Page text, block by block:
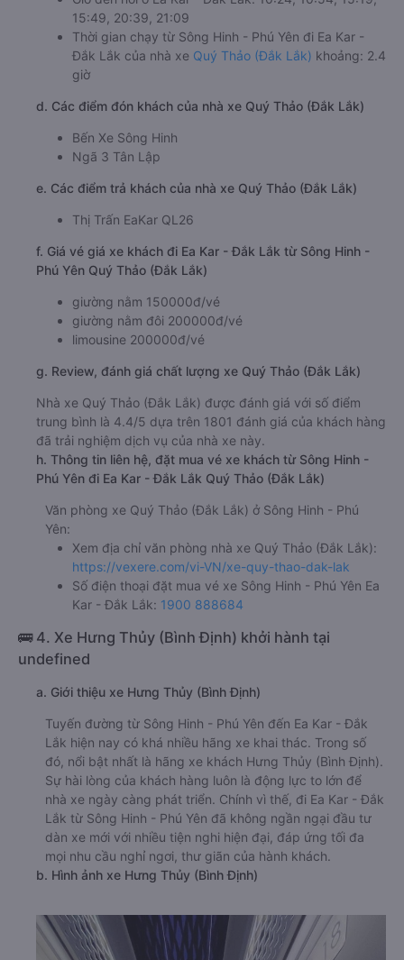
15:49, 20:39, 21:09
Thời gian chạy từ Sông Hinh - Phú Yên đi Ea Kar -
Đắk Lắk của nhà xe Quý Thảo (Đắk Lắk) khoảng: 2.4
giờ
d. Các điểm đón khách của nhà xe Quý Thảo (Đắk Lắk)
Bến Xe Sông Hinh
Ngã 3 Tân Lập
e. Các điểm trả khách của nhà xe Quý Thảo (Đắk Lắk)
Thị Trấn EaKar QL26
f. Giá vé giá xe khách đi Ea Kar - Đắk Lắk từ Sông Hinh -
Phú Yên Quý Thảo (Đắk Lắk)
giường nằm 150000đ/vé
giường nằm đôi 200000đ/vé
limousine 200000đ/vé
g. Review, đánh giá chất lượng xe Quý Thảo (Đắk Lắk)
Nhà xe Quý Thảo (Đắk Lắk) được đánh giá với số điểm
trung bình là 4.4/5 dựa trên 1801 đánh giá của khách hàng
đã trải nghiệm dịch vụ của nhà xe này.
h. Thông tin liên hệ, đặt mua vé xe khách từ Sông Hinh -
Phú Yên đi Ea Kar - Đắk Lắk Quý Thảo (Đắk Lắk)
Văn phòng xe Quý Thảo (Đắk Lắk) ở Sông Hinh - Phú
Yên:
Xem địa chỉ văn phòng nhà xe Quý Thảo (Đắk Lắk):
https://vexere.com/vi-VN/xe-quy-thao-dak-lak
Số điện thoại đặt mua vé xe Sông Hinh - Phú Yên Ea
Kar - Đắk Lắk: 1900 888684
🚌 4. Xe Hưng Thủy (Bình Định) khởi hành tại
undefined
a. Giới thiệu xe Hưng Thủy (Bình Định)
Tuyến đường từ Sông Hinh - Phú Yên đến Ea Kar - Đắk
Lắk hiện nay có khá nhiều hãng xe khai thác. Trong số
đó, nổi bật nhất là hãng xe khách Hưng Thủy (Bình Định).
Sự hài lòng của khách hàng luôn là động lực to lớn để
nhà xe ngày càng phát triển. Chính vì thế, đi Ea Kar - Đắk
Lắk từ Sông Hinh - Phú Yên đã không ngần ngại đầu tư
dàn xe mới với nhiều tiện nghi hiện đại, đáp ứng tối đa
mọi nhu cầu nghỉ ngơi, thư giãn của hành khách.
b. Hình ảnh xe Hưng Thủy (Bình Định)